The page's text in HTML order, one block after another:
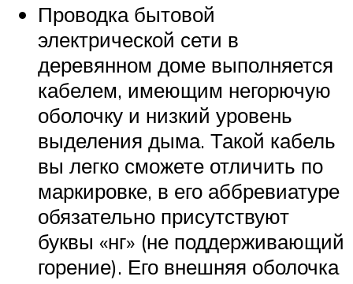
Проводка бытовой
электрической сети в
деревянном доме выполняется
кабелем, имеющим негорючую
оболочку и низкий уровень
выделения дыма. Такой кабель
вы легко сможете отличить по
маркировке, в его аббревиатуре
обязательно присутствуют
буквы «нг» (не поддерживающий
горение). Его внешняя оболочка